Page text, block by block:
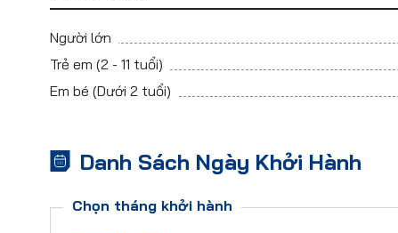
Người lớn
Trẻ em (2 - 11 tuổi)
Em bé (Dưới 2 tuổi)
Danh Sách Ngày Khởi Hành
Chọn tháng khởi hành